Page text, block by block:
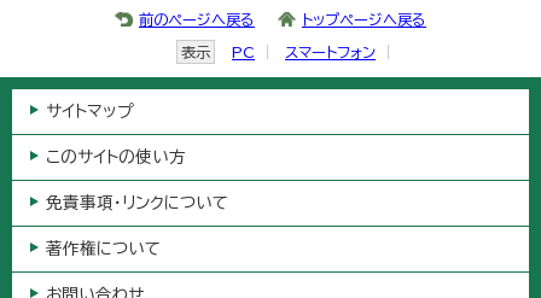
前のページへ戻る トップページへ戻る
表示 PC スマートフォン
サイトマップ
このサイトの使い方
免責事項・リンクについて
著作権について
お問い合わせ